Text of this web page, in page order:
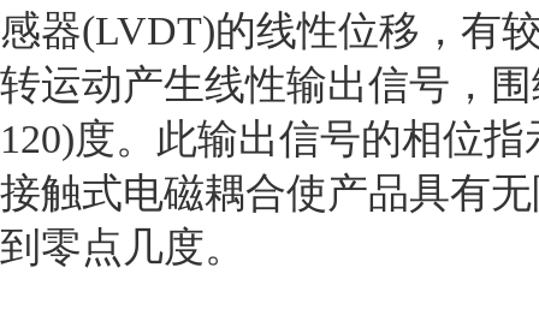
感器(LVDT)的线性位移，有
转运动产生线性输出信号，
120)度。此输出信号的相位
接触式电磁耦合使产品具有
到零点几度。